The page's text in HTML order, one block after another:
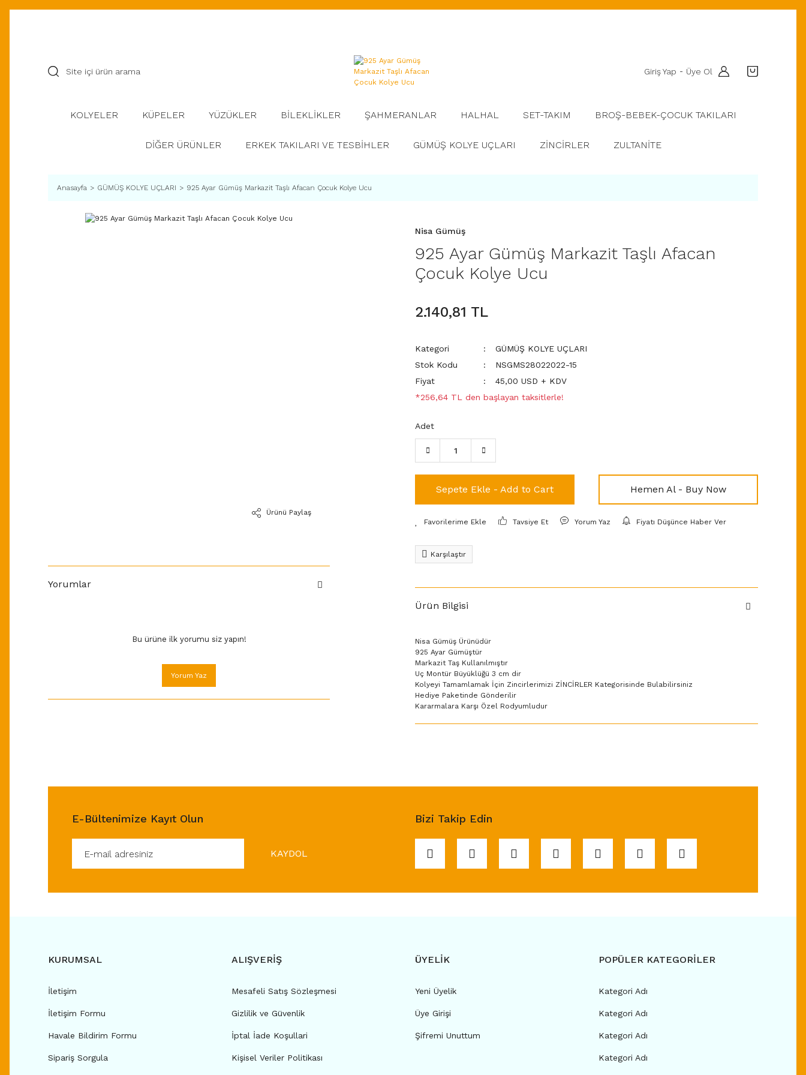
Giriş Yap - Üye Ol
KOLYELER KÜPELER YÜZÜKLER BİLEKLİKLER ŞAHMERANLAR HALHAL SET-TAKIM BROŞ-BEBEK-ÇOCUK TAKILARI
DİĞER ÜRÜNLER ERKEK TAKILARI VE TESBİHLER GÜMÜŞ KOLYE UÇLARI ZİNCİRLER ZULTANİTE
Anasayfa GÜMÜŞ KOLYE UÇLARI 925 Ayar Gümüş Markazit Taşlı Afacan Çocuk Kolye Ucu
Ürünü Paylaş
Yorumlar
Bu ürüne ilk yorumu siz yapın!
Yorum Yaz
Nisa Gümüş
925 Ayar Gümüş Markazit Taşlı Afacan
Çocuk Kolye Ucu
2.140,81 TL
Kategori
GÜMÜŞ KOLYE UÇLARI
Stok Kodu
NSGMS28022022-15
Fiyat
45,00 USD + KDV
*256,64 TL den başlayan taksitlerle!
Adet
Sepete Ekle - Add to Cart Hemen Al - Buy Now
Tavsiye Et Yorum Yaz Fiyatı Düşünce Haber Ver
Karşılaştır
Ürün Bilgisi
Nisa Gümüş Ürünüdür
925 Ayar Gümüştür
Markazit Taş Kullanılmıştır
Uç Montür Büyüklüğü 3 cm dir
Kolyeyi Tamamlamak İçin Zincirlerimizi ZİNCİRLER Kategorisinde Bulabilirsiniz
Hediye Paketinde Gönderilir
Kararmalara Karşı Özel Rodyumludur
E-Bültenimize Kayıt Olun
KAYDOL
Bizi Takip Edin
KURUMSAL
İletişim
İletişim Formu
Havale Bildirim Formu
Sipariş Sorgula
ALIŞVERİŞ
Mesafeli Satış Sözleşmesi
Gizlilik ve Güvenlik
İptal İade Koşullari
Kişisel Veriler Politikası
ÜYELİK
Yeni Üyelik
Üye Girişi
Şifremi Unuttum
POPÜLER KATEGORİLER
Kategori Adı
Kategori Adı
Kategori Adı
Kategori Adı